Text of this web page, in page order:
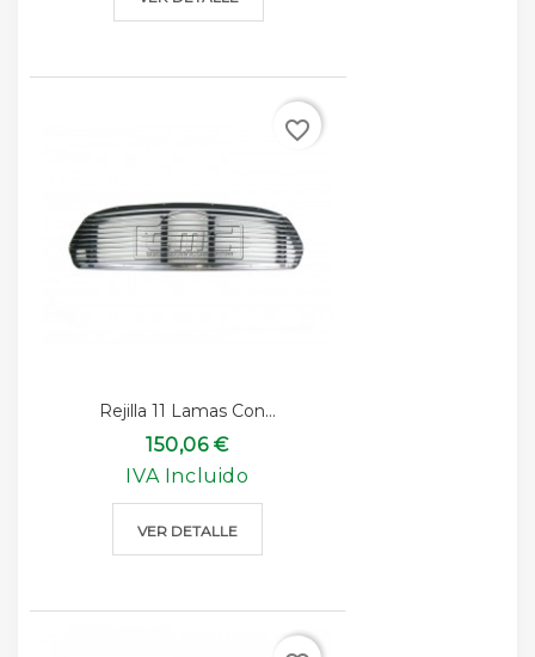
Rejilla 11 Lamas Con...
150,06 €
IVA Incluido
VER DETALLE
favorite_border